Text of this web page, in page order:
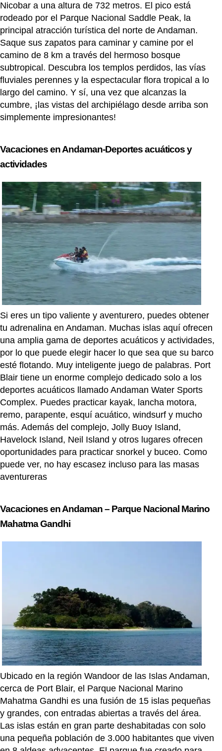
Nicobar a una altura de 732 metros. El pico está
rodeado por el Parque Nacional Saddle Peak, la
principal atracción turística del norte de Andaman.
Saque sus zapatos para caminar y camine por el
camino de 8 km a través del hermoso bosque
subtropical. Descubra los templos perdidos, las vías
fluviales perennes y la espectacular flora tropical a lo
largo del camino. Y sí, una vez que alcanzas la
cumbre, ¡las vistas del archipiélago desde arriba son
simplemente impresionantes!
Vacaciones en Andaman-Deportes acuáticos y
actividades
Si eres un tipo valiente y aventurero, puedes obtener
tu adrenalina en Andaman. Muchas islas aquí ofrecen
una amplia gama de deportes acuáticos y actividades,
por lo que puede elegir hacer lo que sea que su barco
esté flotando. Muy inteligente juego de palabras. Port
Blair tiene un enorme complejo dedicado solo a los
deportes acuáticos llamado Andaman Water Sports
Complex. Puedes practicar kayak, lancha motora,
remo, parapente, esquí acuático, windsurf y mucho
más. Además del complejo, Jolly Buoy Island,
Havelock Island, Neil Island y otros lugares ofrecen
oportunidades para practicar snorkel y buceo. Como
puede ver, no hay escasez incluso para las masas
aventureras
Vacaciones en Andaman – Parque Nacional Marino
Mahatma Gandhi
Ubicado en la región Wandoor de las Islas Andaman,
cerca de Port Blair, el Parque Nacional Marino
Mahatma Gandhi es una fusión de 15 islas pequeñas
y grandes, con entradas abiertas a través del área.
Las islas están en gran parte deshabitadas con solo
una pequeña población de 3.000 habitantes que viven